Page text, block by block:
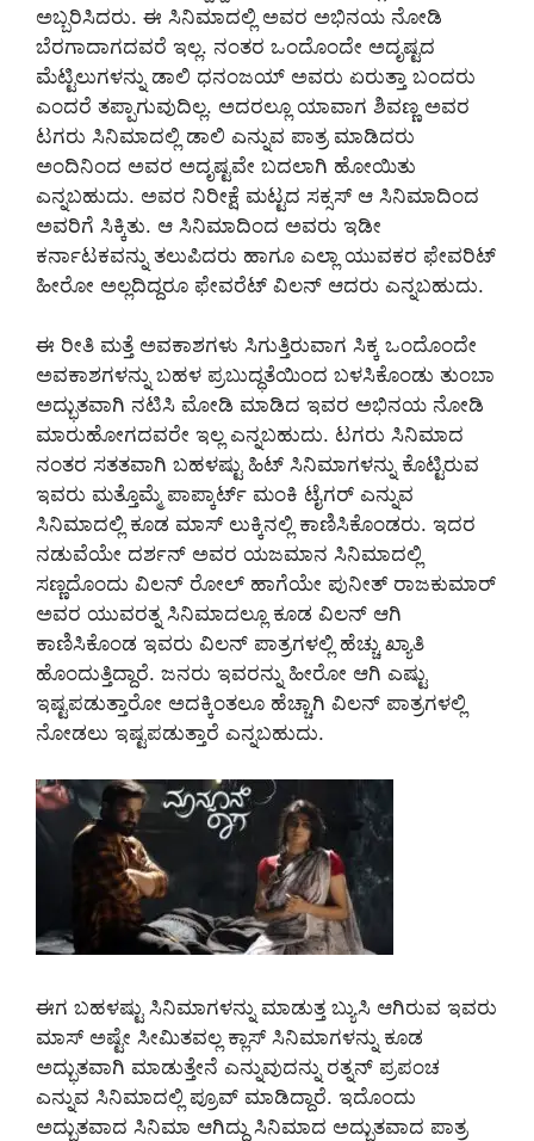
ಅಬ್ಬರಿಸಿದರು. ಈ ಸಿನಿಮಾದಲ್ಲಿ ಅವರ ಅಭಿನಯ ನೋಡಿ
ಬೆರಗಾದಾಗದವರೆ ಇಲ್ಲ. ನಂತರ ಒಂದೊಂದೇ ಅದೃಷ್ಟದ
ಮೆಟ್ಟಿಲುಗಳನ್ನು ಡಾಲಿ ಧನಂಜಯ್ ಅವರು ಏರುತ್ತಾ ಬಂದರು
ಎಂದರೆ ತಪ್ಪಾಗುವುದಿಲ್ಲ. ಅದರಲ್ಲೂ ಯಾವಾಗ ಶಿವಣ್ಣ ಅವರ
ಟಗರು ಸಿನಿಮಾದಲ್ಲಿ ಡಾಲಿ ಎನ್ನುವ ಪಾತ್ರ ಮಾಡಿದರು
ಅಂದಿನಿಂದ ಅವರ ಅದೃಷ್ಟವೇ ಬದಲಾಗಿ ಹೋಯಿತು
ಎನ್ನಬಹುದು. ಅವರ ನಿರೀಕ್ಷೆ ಮಟ್ಟದ ಸಕ್ಸಸ್ ಆ ಸಿನಿಮಾದಿಂದ
ಅವರಿಗೆ ಸಿಕ್ಕಿತು. ಆ ಸಿನಿಮಾದಿಂದ ಅವರು ಇಡೀ
ಕರ್ನಾಟಕವನ್ನು ತಲುಪಿದರು ಹಾಗೂ ಎಲ್ಲಾ ಯುವಕರ ಫೇವರಿಟ್
ಹೀರೋ ಅಲ್ಲದಿದ್ದರೂ ಫೇವರೆಟ್ ವಿಲನ್ ಆದರು ಎನ್ನಬಹುದು.
ಈ ರೀತಿ ಮತ್ತೆ ಅವಕಾಶಗಳು ಸಿಗುತ್ತಿರುವಾಗ ಸಿಕ್ಕ ಒಂದೊಂದೇ
ಅವಕಾಶಗಳನ್ನು ಬಹಳ ಪ್ರಬುದ್ಧತೆಯಿಂದ ಬಳಸಿಕೊಂಡು ತುಂಬಾ
ಅದ್ಭುತವಾಗಿ ನಟಿಸಿ ಮೋಡಿ ಮಾಡಿದ ಇವರ ಅಭಿನಯ ನೋಡಿ
ಮಾರುಹೋಗದವರೇ ಇಲ್ಲ ಎನ್ನಬಹುದು. ಟಗರು ಸಿನಿಮಾದ
ನಂತರ ಸತತವಾಗಿ ಬಹಳಷ್ಟು ಹಿಟ್ ಸಿನಿಮಾಗಳನ್ನು ಕೊಟ್ಟಿರುವ
ಇವರು ಮತ್ತೊಮ್ಮೆ ಪಾಪ್ಕಾರ್ಟ್ ಮಂಕಿ ಟೈಗರ್ ಎನ್ನುವ
ಸಿನಿಮಾದಲ್ಲಿ ಕೂಡ ಮಾಸ್ ಲುಕ್ಕಿನಲ್ಲಿ ಕಾಣಿಸಿಕೊಂಡರು. ಇದರ
ನಡುವೆಯೇ ದರ್ಶನ್ ಅವರ ಯಜಮಾನ ಸಿನಿಮಾದಲ್ಲಿ
ಸಣ್ಣದೊಂದು ವಿಲನ್ ರೋಲ್ ಹಾಗೆಯೇ ಪುನೀತ್ ರಾಜಕುಮಾರ್
ಅವರ ಯುವರತ್ನ ಸಿನಿಮಾದಲ್ಲೂ ಕೂಡ ವಿಲನ್ ಆಗಿ
ಕಾಣಿಸಿಕೊಂಡ ಇವರು ವಿಲನ್ ಪಾತ್ರಗಳಲ್ಲಿ ಹೆಚ್ಚು ಖ್ಯಾತಿ
ಹೊಂದುತ್ತಿದ್ದಾರೆ. ಜನರು ಇವರನ್ನು ಹೀರೋ ಆಗಿ ಎಷ್ಟು
ಇಷ್ಟಪಡುತ್ತಾರೋ ಅದಕ್ಕಿಂತಲೂ ಹೆಚ್ಚಾಗಿ ವಿಲನ್ ಪಾತ್ರಗಳಲ್ಲಿ
ನೋಡಲು ಇಷ್ಟಪಡುತ್ತಾರೆ ಎನ್ನಬಹುದು.
ಈಗ ಬಹಳಷ್ಟು ಸಿನಿಮಾಗಳನ್ನು ಮಾಡುತ್ತ ಬ್ಯುಸಿ ಆಗಿರುವ ಇವರು
ಮಾಸ್ ಅಷ್ಟೇ ಸೀಮಿತವಲ್ಲ ಕ್ಲಾಸ್ ಸಿನಿಮಾಗಳನ್ನು ಕೂಡ
ಅದ್ಭುತವಾಗಿ ಮಾಡುತ್ತೇನೆ ಎನ್ನುವುದನ್ನು ರತ್ನನ್ ಪ್ರಪಂಚ
ಎನ್ನುವ ಸಿನಿಮಾದಲ್ಲಿ ಪ್ರೂವ್ ಮಾಡಿದ್ದಾರೆ. ಇದೊಂದು
ಅದ್ಭುತವಾದ ಸಿನಿಮಾ ಆಗಿದ್ದು ಸಿನಿಮಾದ ಅದ್ಭುತವಾದ ಪಾತ್ರ